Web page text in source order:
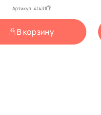
Артикул: 41431
В корзину